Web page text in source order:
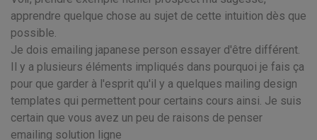
apprendre quelque chose au sujet de cette intuition dès que
possible.
Je dois emailing japanese person essayer d'être différent.
Il y a plusieurs éléments impliqués dans pourquoi je fais ça
pour que garder à l'esprit qu'il y a quelques mailing design
templates qui permettent pour certains cours ainsi. Je suis
certain que vous avez un peu de raisons de penser
emailing solution ligne